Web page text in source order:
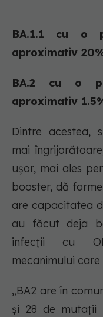
BA.1.1 cu o
aproximativ
BA.2 cu o
aproximativ
Dintre acestea,
mai
ușor, mai ales
booster, dă
are capacitatea
au făcut deja
infecții cu
mecanimului
„BA2 are în
și 28 de mutații